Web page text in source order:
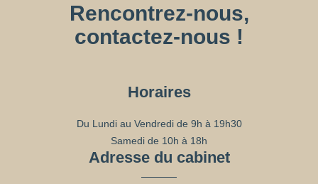
Rencontrez-nous,
contactez-nous !
Horaires
Du Lundi au Vendredi de 9h à 19h30
Samedi de 10h à 18h
Adresse du cabinet